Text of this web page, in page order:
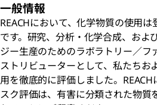
一般情報
REACHにおいて、化学物質の使用
です。研究、分析・化学合成、およ
ジー生産のためのラボラトリー／フ
ストリビューターとして、私たちお
用を徹底的に評価しました。
スク評価は、有害に分類された物質